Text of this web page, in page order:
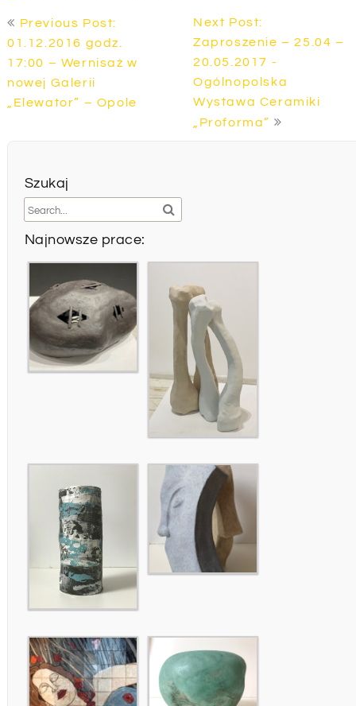
Nawigacja
Previous Post:
01.12.2016 godz.
17:00 – Wernisaż w
nowej Galerii
„Elewator” – Opole
Next Post:
Zaproszenie – 25.04 –
20.05.2017 -
Ogólnopolska
Wystawa Ceramiki
„Proforma”
Szukaj
Najnowsze prace: